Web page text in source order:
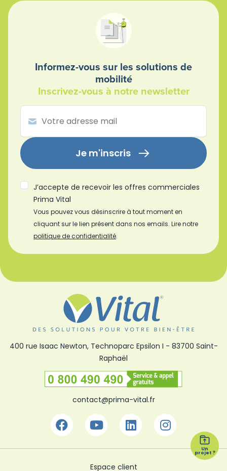
Un
projet ?
Informez-vous sur les solutions de
mobilité
Inscrivez-vous à notre newsletter
Je m'inscris
J’accepte de recevoir les offres commerciales
Prima Vital
Vous pouvez vous désinscrire à tout moment en
cliquant sur le lien présent dans nos emails. Lire notre
politique de confidentialité.
400 rue Isaac Newton, Technoparc Epsilon I - 83700 Saint-
Raphaël
contact@prima-vital.fr
Facebook
YoutubeLinkedin
Espace client